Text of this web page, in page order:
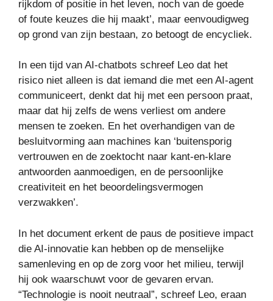
rijkdom of positie in het leven, noch van de goede
of foute keuzes die hij maakt’, maar eenvoudigweg
op grond van zijn bestaan, zo betoogt de encycliek.
In een tijd van AI-chatbots schreef Leo dat het
risico niet alleen is dat iemand die met een AI-agent
communiceert, denkt dat hij met een persoon praat,
maar dat hij zelfs de wens verliest om andere
mensen te zoeken. En het overhandigen van de
besluitvorming aan machines kan ‘buitensporig
vertrouwen en de zoektocht naar kant-en-klare
antwoorden aanmoedigen, en de persoonlijke
creativiteit en het beoordelingsvermogen
verzwakken’.
In het document erkent de paus de positieve impact
die AI-innovatie kan hebben op de menselijke
samenleving en op de zorg voor het milieu, terwijl
hij ook waarschuwt voor de gevaren ervan.
“Technologie is nooit neutraal”, schreef Leo, eraan